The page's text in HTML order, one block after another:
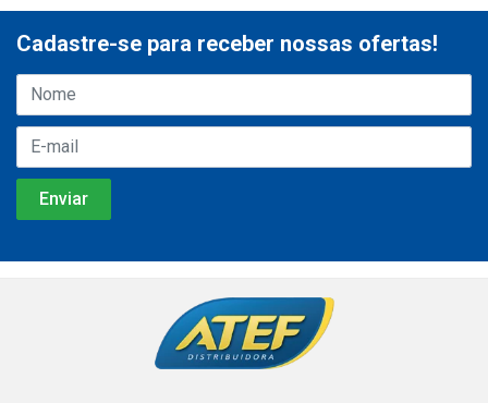
Cadastre-se para receber nossas ofertas!